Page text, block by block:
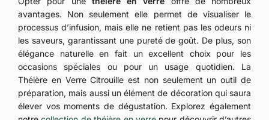
avantages. Non seulement elle permet de visualiser le
processus d’infusion, mais elle ne retient pas les odeurs ni
les saveurs, garantissant une pureté de goût. De plus, son
élégance naturelle en fait un excellent choix pour les
occasions spéciales ou pour un usage quotidien. La
Théière en Verre Citrouille est non seulement un outil de
préparation, mais aussi un élément de décoration qui saura
élever vos moments de dégustation. Explorez également